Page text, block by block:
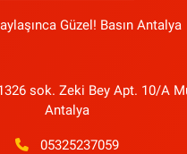
Güzel! Basın Antalya
sok. Zeki Bey Apt. 10/A
Antalya
05325237059